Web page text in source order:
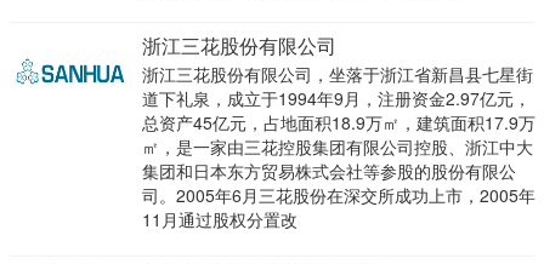
浙江三花股份有限公司
浙江三花股份有限公司，坐落于浙江省新昌县七星街
道下礼泉，成立于1994年9月，注册资金2.97亿元，
总资产45亿元，占地面积18.9万㎡，建筑面积17.9万
㎡，是一家由三花控股集团有限公司控股、浙江中大
集团和日本东方贸易株式会社等参股的股份有限公
司。2005年6月三花股份在深交所成功上市，2005年
11月通过股权分置改